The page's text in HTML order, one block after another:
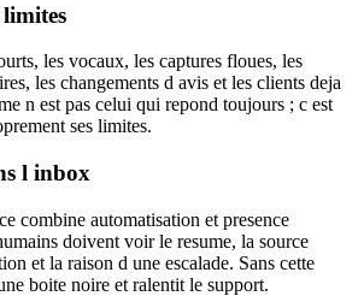
les vocaux, les captures floues, les
les changements d avis et les clients deja
n est pas celui qui repond toujours ; c est
ses limites.
l inbox
combine automatisation et presence
doivent voir le resume, la source
et la raison d une escalade. Sans cette
boite noire et ralentit le support.